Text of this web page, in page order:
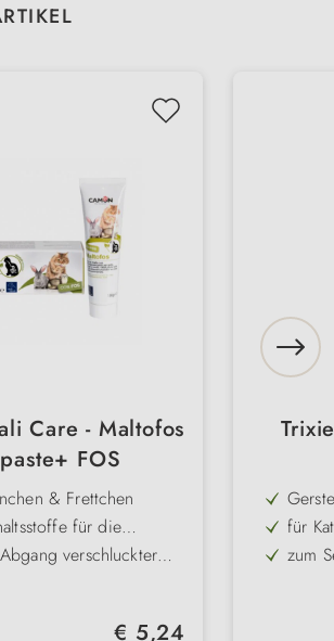
Care - Maltofos
FOS
& Frettchen
für die
verschluckter
Regulärer Preis:
€ 5,24
für
zum